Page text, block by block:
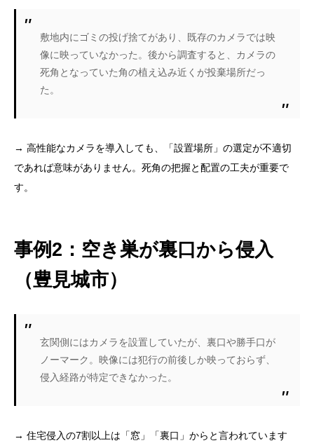
敷地内にゴミの投げ捨てがあり、既存のカメラでは映
像に映っていなかった。後から調査すると、カメラの
死角となっていた角の植え込み近くが投棄場所だっ
た。
→ 高性能なカメラを導入しても、「設置場所」の選定が不適切
であれば意味がありません。死角の把握と配置の工夫が重要で
す。
事例2：空き巣が裏口から侵入
（豊見城市）
玄関側にはカメラを設置していたが、裏口や勝手口が
ノーマーク。映像には犯行の前後しか映っておらず、
侵入経路が特定できなかった。
→ 住宅侵入の7割以上は「窓」「裏口」からと言われています